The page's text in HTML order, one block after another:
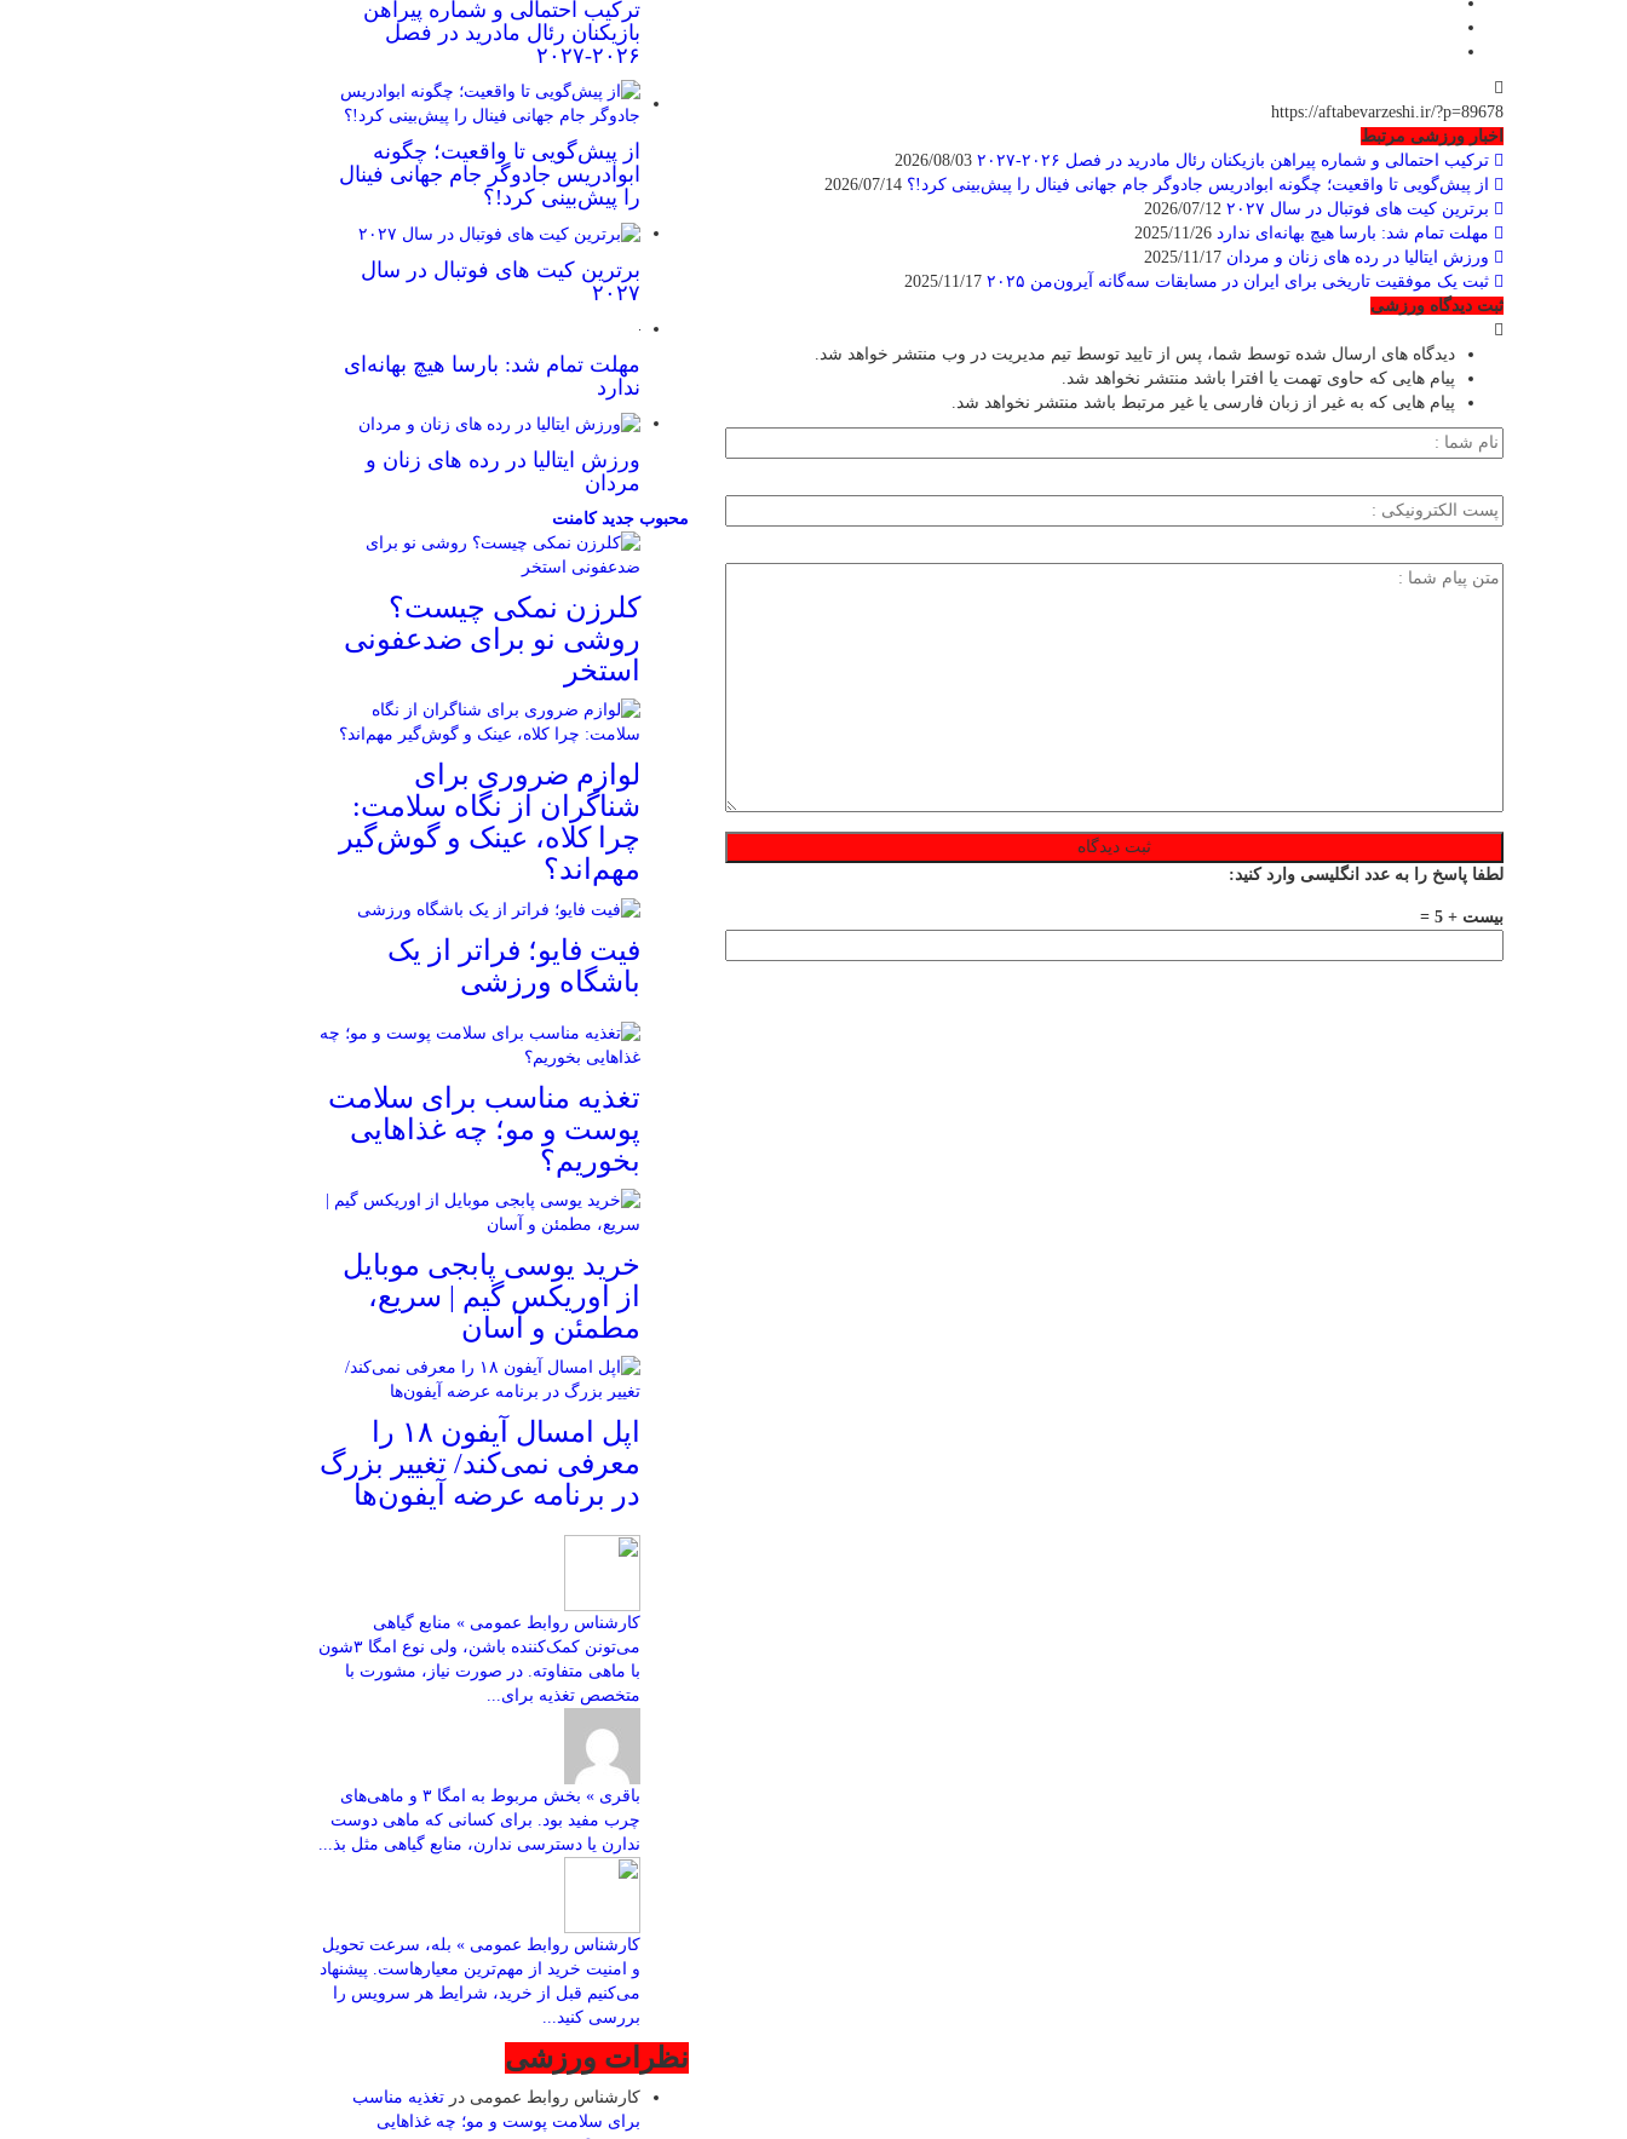
https://aftabevarzeshi.ir/?p=89678
اخبار ورزشی مرتبط
ترکیب احتمالی و شماره پیراهن بازیکنان رئال مادرید در فصل ۲۰۲۶-۲۰۲۷
از پیش‌گویی تا واقعیت؛ چگونه ابوادریس جادوگر جام جهانی فینال را پیش‌بینی کرد!؟
برترین کیت های فوتبال در سال ۲۰۲۷
مهلت تمام شد: بارسا هیچ بهانه‌‌ای ندارد
ورزش ایتالیا در رده های زنان و مردان
ثبت یک موفقیت تاریخی برای ایران در مسابقات سه‌گانه آیرون‌من ۲۰۲۵
ثبت دیدگاه ورزشی
دیدگاه های ارسال شده توسط شما، پس از تایید توسط تیم مدیریت در وب منتشر خواهد شد.
پیام هایی که حاوی تهمت یا افترا باشد منتشر نخواهد شد.
پیام هایی که به غیر از زبان فارسی یا غیر مرتبط باشد منتشر نخواهد شد.
لطفا پاسخ را به عدد انگلیسی وارد کنید:
بیست + 5 =
ترکیب احتمالی و شماره پیراهن
بازیکنان رئال مادرید در فصل
۲۰۲۶-۲۰۲۷
از پیش‌گویی تا واقعیت؛ چگونه
ابوادریس جادوگر جام جهانی فینال
را پیش‌بینی کرد!؟
برترین کیت های فوتبال در سال
۲۰۲۷
مهلت تمام شد: بارسا هیچ بهانه‌‌ای
ندارد
ورزش ایتالیا در رده های زنان و
مردان
محبوبجدیدکامنت
کلرزن نمکی چیست؟
روشی نو برای ضدعفونی
استخر
لوازم ضروری برای
شناگران از نگاه سلامت:
چرا کلاه، عینک و گوش‌گیر
مهم‌اند؟
فیت ‌فایو؛ فراتر از یک
باشگاه ورزشی
تغذیه مناسب برای سلامت
پوست و مو؛ چه غذاهایی
بخوریم؟
خرید یوسی پابجی موبایل
از اوریکس گیم | سریع،
مطمئن و آسان
اپل امسال آیفون ۱۸ را
معرفی نمی‌کند/ تغییر بزرگ
در برنامه عرضه آیفون‌ها
کارشناس روابط عمومی » منابع گیاهی
می‌تونن کمک‌کننده باشن، ولی نوع امگا ۳شون
با ماهی متفاوته. در صورت نیاز، مشورت با
متخصص تغذیه برای...
باقری » بخش مربوط به امگا ۳ و ماهی‌های
چرب مفید بود. برای کسانی که ماهی دوست
ندارن یا دسترسی ندارن، منابع گیاهی مثل بذ...
کارشناس روابط عمومی » بله، سرعت تحویل
و امنیت خرید از مهم‌ترین معیارهاست. پیشنهاد
می‌کنیم قبل از خرید، شرایط هر سرویس را
بررسی کنید...
نظرات ورزشی
کارشناس روابط عمومی درتغذیه مناسب
برای سلامت پوست و مو؛ چه غذاهایی